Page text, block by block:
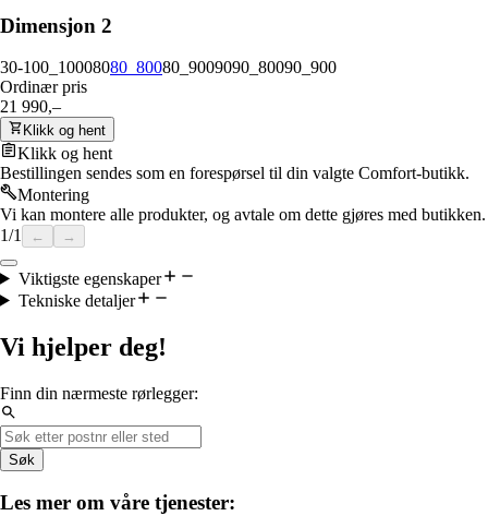
Dimensjon 2
30-100_10008080_80080_9009090_80090_900
Ordinær pris
21 990,–
Klikk og hent
Klikk og hent
Bestillingen sendes som en forespørsel til din valgte Comfort-butikk.
Montering
Vi kan montere alle produkter, og avtale om dette gjøres med butikken.
1/1 ← →
Viktigste egenskaper
Tekniske detaljer
Vi hjelper deg!
Finn din nærmeste rørlegger:
Søk
Les mer om våre tjenester: